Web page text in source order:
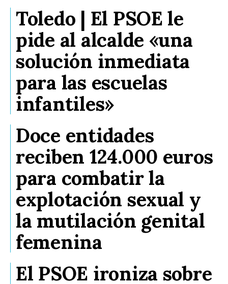
Toledo | El PSOE le
pide al alcalde «una
solución inmediata
para las escuelas
infantiles»
Doce entidades
reciben 124.000 euros
para combatir la
explotación sexual y
la mutilación genital
femenina
El PSOE ironiza sobre